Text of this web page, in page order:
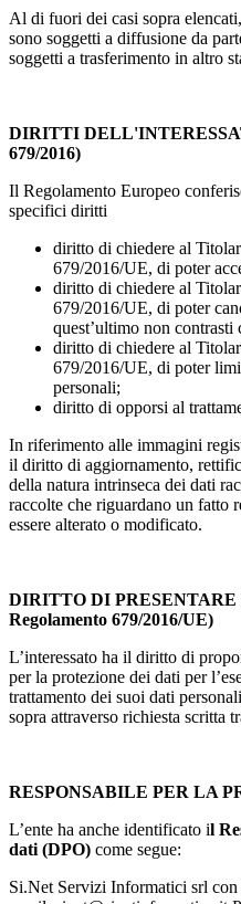
Al di fuori dei casi sopra
sono soggetti a diffusione da
soggetti a trasferimento in altro
DIRITTI
679/2016)
Il Regolamento Europeo
specifici diritti
diritto di chiedere al
679/2016/UE, di poter
diritto di chiedere al
679/2016/UE, di poter
quest’ultimo non
diritto di chiedere al
679/2016/UE, di poter
personali;
diritto di opporsi al
In riferimento alle immagini
il diritto di aggiornamento,
della natura intrinseca dei dati
raccolte che riguardano un fatto
essere alterato o modificato.
DIRITTO DI
Regolamento 679/2016/UE)
L’interessato ha il diritto di
per la protezione dei dati per
trattamento dei suoi dati
sopra attraverso richiesta scritta
RESPONSABILE PER LA
L’ente ha anche identificato il
dati (DPO) come segue:
Si.Net Servizi Informatici srl